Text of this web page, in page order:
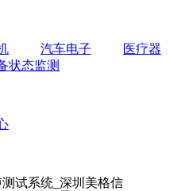
汽车电子
医疗器
状态监测